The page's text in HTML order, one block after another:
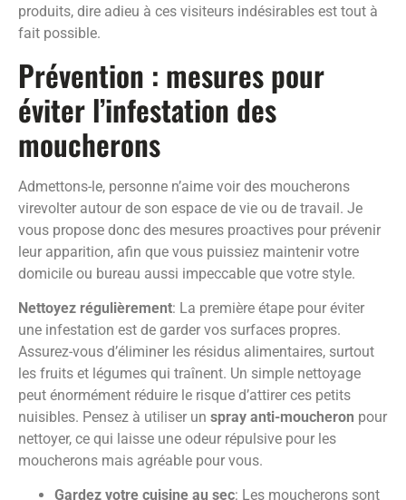
produits, dire adieu à ces visiteurs indésirables est tout à
fait possible.
Prévention : mesures pour
éviter l’infestation des
moucherons
Admettons-le, personne n’aime voir des moucherons
virevolter autour de son espace de vie ou de travail. Je
vous propose donc des mesures proactives pour prévenir
leur apparition, afin que vous puissiez maintenir votre
domicile ou bureau aussi impeccable que votre style.
Nettoyez régulièrement: La première étape pour éviter
une infestation est de garder vos surfaces propres.
Assurez-vous d’éliminer les résidus alimentaires, surtout
les fruits et légumes qui traînent. Un simple nettoyage
peut énormément réduire le risque d’attirer ces petits
nuisibles. Pensez à utiliser un spray anti-moucheron pour
nettoyer, ce qui laisse une odeur répulsive pour les
moucherons mais agréable pour vous.
Gardez votre cuisine au sec: Les moucherons sont